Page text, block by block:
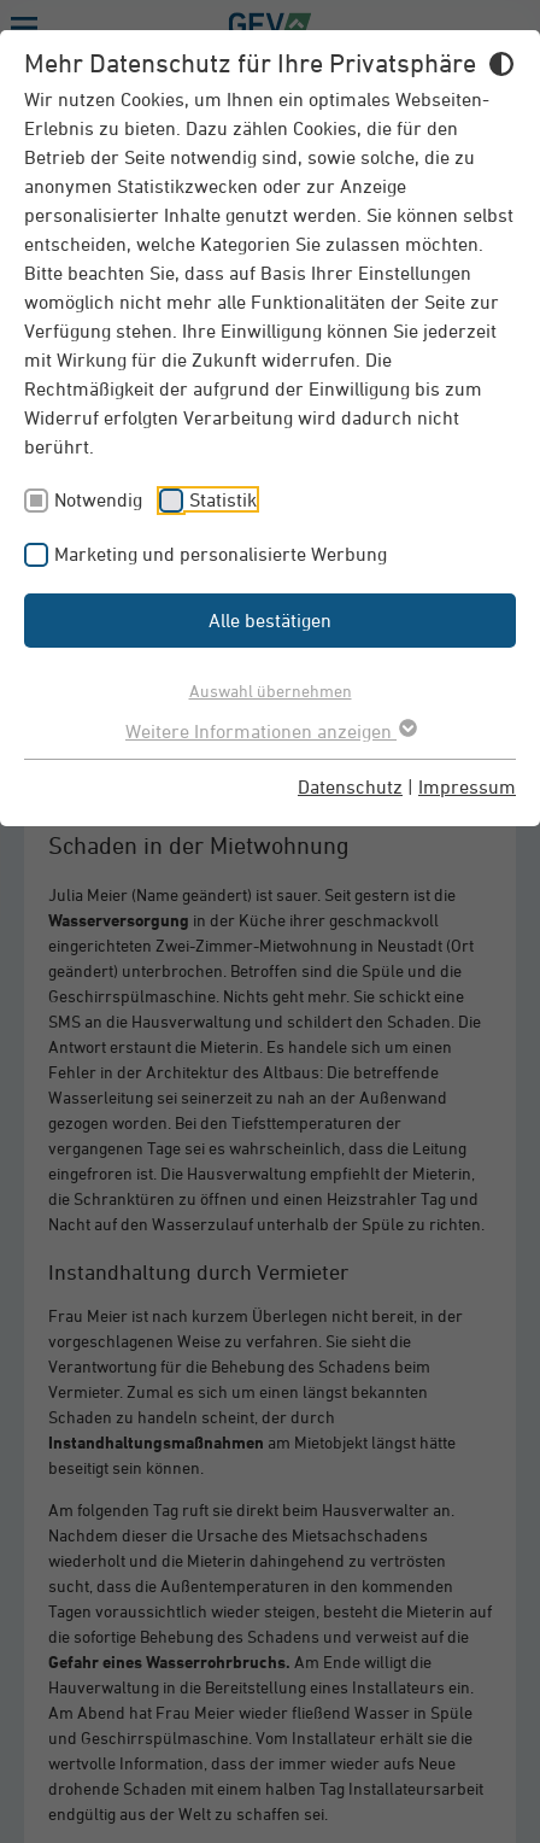
Mehr Datenschutz für Ihre Privatsphäre
Wir nutzen Cookies, um Ihnen ein optimales Webseiten-
Erlebnis zu bieten. Dazu zählen Cookies, die für den
Betrieb der Seite notwendig sind, sowie solche, die zu
anonymen Statistikzwecken oder zur Anzeige
personalisierter Inhalte genutzt werden. Sie können selbst
entscheiden, welche Kategorien Sie zulassen möchten.
Bitte beachten Sie, dass auf Basis Ihrer Einstellungen
womöglich nicht mehr alle Funktionalitäten der Seite zur
Verfügung stehen. Ihre Einwilligung können Sie jederzeit
mit Wirkung für die Zukunft widerrufen. Die
Rechtmäßigkeit der aufgrund der Einwilligung bis zum
Widerruf erfolgten Verarbeitung wird dadurch nicht
berührt.
Notwendig Statistik
Marketing und personalisierte Werbung
Alle bestätigen
Auswahl übernehmen
Weitere Informationen anzeigen
Datenschutz | Impressum
RATGEBER
Mietsachschäden – Wer zahlt was?
Mietsachschäden sind der unvermeidliche Begleiter
von Mietverhältnissen. Die zentrale Frage lautet
dabei: Wer ist für die Entstehung verantwortlich
und wer hat für die Behebung zu zahlen? Und woran
erkennt man einen Mietsachschaden überhaupt?
Der GEV-Ratgeber gibt Ihnen einen kurzen Einblick
in die Thematik.
von Mietsachschaden, da ein Waschbecken zur gemieteten Wohnung
gehört. Doch wer muss es bezahlen?
Schaden in der Mietwohnung
Julia Meier (Name geändert) ist sauer. Seit gestern ist die
Wasserversorgung in der Küche ihrer geschmackvoll
eingerichteten Zwei-Zimmer-Mietwohnung in Neustadt (Ort
geändert) unterbrochen. Betroffen sind die Spüle und die
Geschirrspülmaschine. Nichts geht mehr. Sie schickt eine
SMS an die Hausverwaltung und schildert den Schaden. Die
Antwort erstaunt die Mieterin. Es handele sich um einen
Fehler in der Architektur des Altbaus: Die betreffende
Wasserleitung sei seinerzeit zu nah an der Außenwand
gezogen worden. Bei den Tiefsttemperaturen der
vergangenen Tage sei es wahrscheinlich, dass die Leitung
eingefroren ist. Die Hausverwaltung empfiehlt der Mieterin,
die Schranktüren zu öffnen und einen Heizstrahler Tag und
Nacht auf den Wasserzulauf unterhalb der Spüle zu richten.
Instandhaltung durch Vermieter
Frau Meier ist nach kurzem Überlegen nicht bereit, in der
vorgeschlagenen Weise zu verfahren. Sie sieht die
Verantwortung für die Behebung des Schadens beim
Vermieter. Zumal es sich um einen längst bekannten
Schaden zu handeln scheint, der durch
Instandhaltungsmaßnahmen am Mietobjekt längst hätte
beseitigt sein können.
Am folgenden Tag ruft sie direkt beim Hausverwalter an.
Nachdem dieser die Ursache des Mietsachschadens
wiederholt und die Mieterin dahingehend zu vertrösten
sucht, dass die Außentemperaturen in den kommenden
Tagen voraussichtlich wieder steigen, besteht die Mieterin auf
die sofortige Behebung des Schadens und verweist auf die
Gefahr eines Wasserrohrbruchs. Am Ende willigt die
Hauverwaltung in die Bereitstellung eines Installateurs ein.
Am Abend hat Frau Meier wieder fließend Wasser in Spüle
und Geschirrspülmaschine. Vom Installateur erhält sie die
wertvolle Information, dass der immer wieder aufs Neue
drohende Schaden mit einem halben Tag Installateursarbeit
endgültig aus der Welt zu schaffen sei.